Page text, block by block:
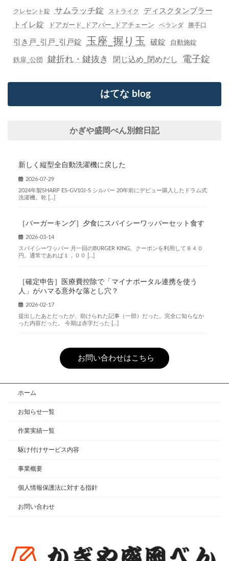
クレセント錠 サムラッチ錠 ストライク
ディスクタンブラー
トイレ錠
ドアガード_ドアバー_ドアチェーン ベランダ 勝手口
引き戸_引戸_引戸錠 玉座_握り玉 破錠 自動施錠
鉄扉_公団 鍵折れ・鍵抜き 閉じ込め_閉めだし 電子錠
はてな blog
かぎや盛岡べん別館日記
新しく縦型全自動洗濯機に戻した
2026-07-29
2024年製SHARP ES-GV10J-S シルバー 20年前にデビュー購入したドラム式
洗濯機。乾 […]
［バーガーキング］夕食にスパイシーワッパーセット食す
2026-03-14
スパイシーワッパー 月一回のBURGER KING。クーポンを利用して８４０
円。通常であれば１，００ […]
［確定申告］医療費控除で「マイナポータル連携を使う
人」がハマる意外な落とし穴？
2026-02-17
提出したあとだったが、助けられた記事（一部）だった。完全に知らなか
った内容だった。 今期は赤字だった […]
お問い合わせはこちら
ホーム
お知らせ一覧
作業実績一覧
駆け付けサービス内容
事業概要
個人情報保護法に対する指針
お問い合わせ